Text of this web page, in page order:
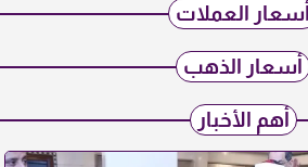
أسعار العملات
أسعار الذهب
أهم الأخبار